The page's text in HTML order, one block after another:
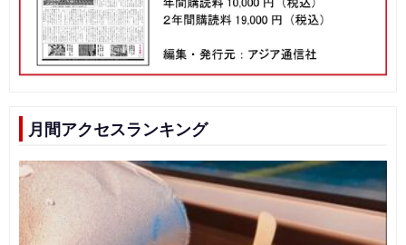
シ
ョ
月間アクセスランキング